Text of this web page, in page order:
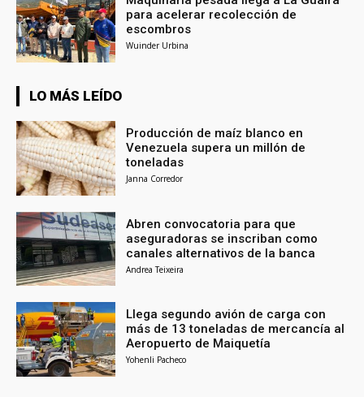
para acelerar recolección de
escombros
Wuinder Urbina
LO MÁS LEÍDO
Producción de maíz blanco en
Venezuela supera un millón de
toneladas
Janna Corredor
Abren convocatoria para que
aseguradoras se inscriban como
canales alternativos de la banca
Andrea Teixeira
Llega segundo avión de carga con
más de 13 toneladas de mercancía al
Aeropuerto de Maiquetía
Yohenli Pacheco